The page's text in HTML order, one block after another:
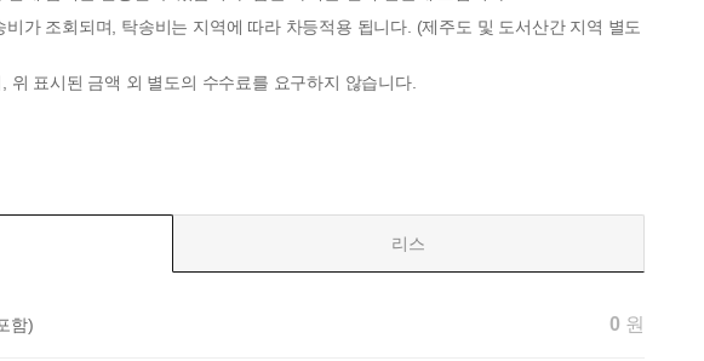
가 조회되며, 탁송비는 지역에 따라 차등적용 됩니다. (제주도 및 도서산간 지역 별도
위 표시된 금액 외 별도의 수수료를 요구하지 않습니다.
리스
함) 0 원